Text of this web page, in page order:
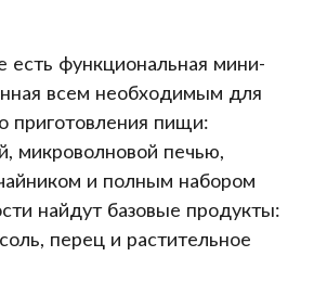
функциональная мини-
всем необходимым для
приготовления пищи:
микроволновой печью,
и полным набором
найдут базовые продукты:
перец и растительное